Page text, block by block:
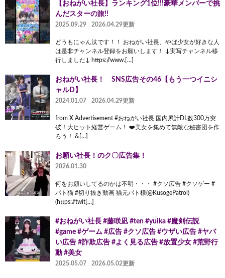
【おねがい社長】ランキング1位!!!豪華メンバーで挑
んだスターの旅!!
2025.09.29 2026.04.29更新
どうもにゃん汰です！！ おねがい社長、やば少女が好きな人
は是非チャンネル登録をお願いします！ ↓実写チャンネル移
行しました↓ https://www.[…]
おねがい社長！ SNS広告その46【もう一つイニシ
ャルD】
2024.01.07 2026.04.29更新
from X Advertisement #おねがい社長 国内累計DL数300万突
破！大ヒット経営ゲーム！ ❤️美女を集めて無敵な秘書団を作
ろう！ &[…]
お願い社長！のク〇広告集！
2026.01.30
何をお願いしてるのかは不明・・・ #クソ広告 #クソゲー #
パト猫 #切り抜き動画 猫元パト様(@KusogePatrol)
(https://twit[…]
#おねがい社長 #藤咲凪 #ten #yuika #魔剣伝説
#game #ゲーム #広告 #クソ広告 #ウザい広告 #ヤバ
い広告 #詐欺広告 #よく見る広告 #放置少女 #荒野行
動 #美女
2025.05.07 2026.05.02更新